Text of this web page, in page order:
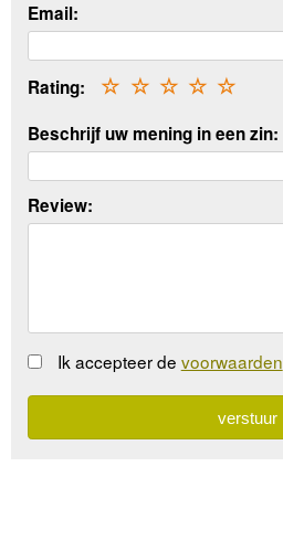
Email:
Rating: ☆
☆
☆
☆
☆
Beschrijf uw mening in een zin:
Review:
Ik accepteer de voorwaarden